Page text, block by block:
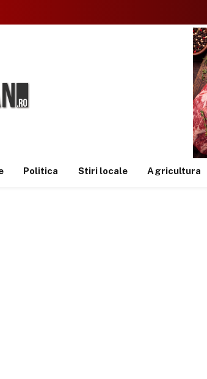
Politica Stiri locale Agricultura